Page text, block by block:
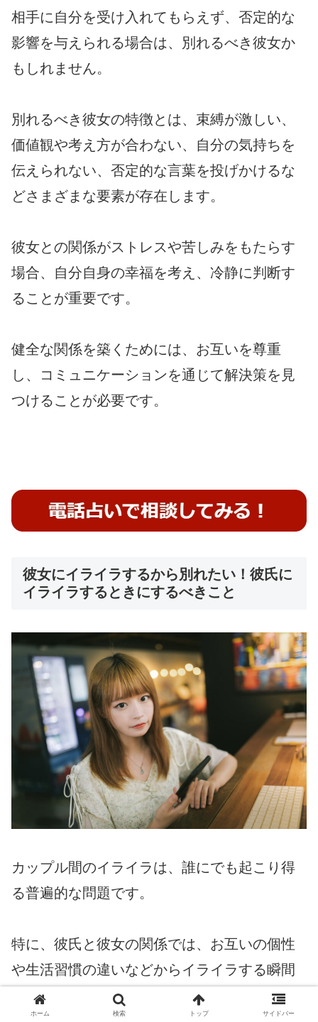
相手に自分を受け入れてもらえず、否定的な
影響を与えられる場合は、別れるべき彼女か
もしれません。
別れるべき彼女の特徴とは、束縛が激しい、
価値観や考え方が合わない、自分の気持ちを
伝えられない、否定的な言葉を投げかけるな
どさまざまな要素が存在します。
彼女との関係がストレスや苦しみをもたらす
場合、自分自身の幸福を考え、冷静に判断す
ることが重要です。
健全な関係を築くためには、お互いを尊重
し、コミュニケーションを通じて解決策を見
つけることが必要です。
彼女にイライラするから別れたい！彼氏に
イライラするときにするべきこと
カップル間のイライラは、誰にでも起こり得
る普遍的な問題です。
特に、彼氏と彼女の関係では、お互いの個性
や生活習慣の違いなどからイライラする瞬間
が生じることもしばしばあります。
ホーム 検索 トップ サイドバー